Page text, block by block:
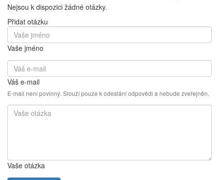
Nejsou k dispozici žádné otázky.
Přidat otázku
Vaše jméno
Váš e-mail
E-mail není povinný. Slouží pouze k odeslání odpovědi a nebude zveřejněn.
Vaše otázka